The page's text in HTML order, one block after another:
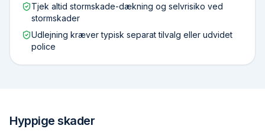
Tjek altid stormskade-dækning og selvrisiko ved
stormskader
Udlejning kræver typisk separat tilvalg eller udvidet
police
Hyppige skader